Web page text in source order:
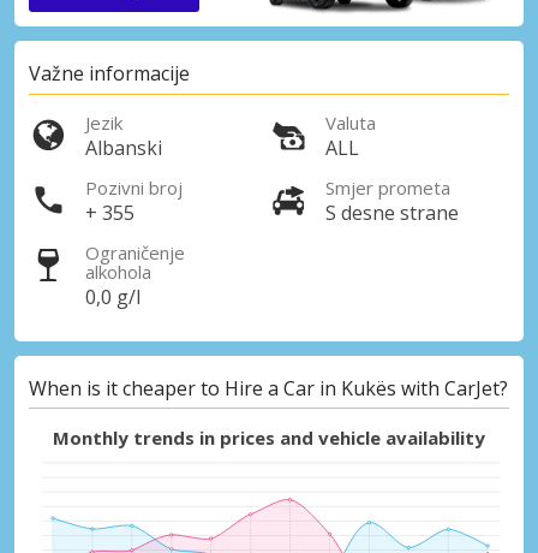
Važne informacije
Jezik
Albanski
Valuta
ALL
Pozivni broj
+ 355
Smjer prometa
S desne strane
Ograničenje
alkohola
0,0 g/l
When is it cheaper to Hire a Car in Kukës with CarJet?
Monthly trends in prices and vehicle availability